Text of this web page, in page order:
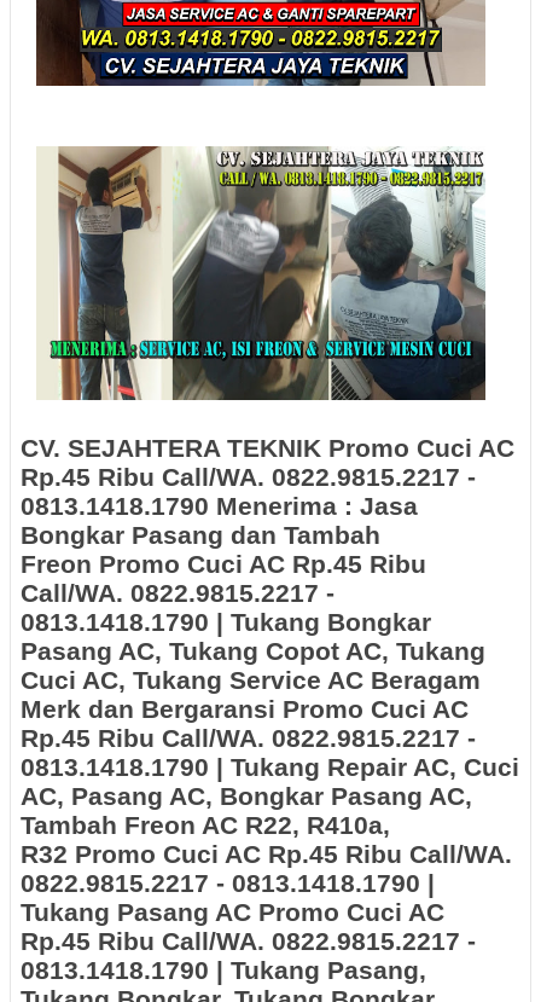
CV. SEJAHTERA TEKNIK Promo Cuci AC
Rp.45 Ribu Call/WA. 0822.9815.2217 -
0813.1418.1790 Menerima : Jasa
Bongkar Pasang dan Tambah
Freon Promo Cuci AC Rp.45 Ribu
Call/WA. 0822.9815.2217 -
0813.1418.1790 | Tukang Bongkar
Pasang AC, Tukang Copot AC, Tukang
Cuci AC, Tukang Service AC Beragam
Merk dan Bergaransi Promo Cuci AC
Rp.45 Ribu Call/WA. 0822.9815.2217 -
0813.1418.1790 | Tukang Repair AC, Cuci
AC, Pasang AC, Bongkar Pasang AC,
Tambah Freon AC R22, R410a,
R32 Promo Cuci AC Rp.45 Ribu Call/WA.
0822.9815.2217 - 0813.1418.1790 |
Tukang Pasang AC Promo Cuci AC
Rp.45 Ribu Call/WA. 0822.9815.2217 -
0813.1418.1790 | Tukang Pasang,